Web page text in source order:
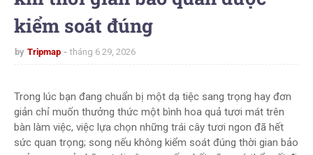
kiểm soát đúng
by Tripmap tháng 6 29, 2026
Trong lúc bạn đang chuẩn bị một dạ tiệc sang trọng hay đơn
giản chỉ muốn thưởng thức một bình hoa quả tươi mát trên
bàn làm việc, việc lựa chọn những trái cây tươi ngon đã hết
sức quan trọng; song nếu không kiểm soát đúng thời gian bảo